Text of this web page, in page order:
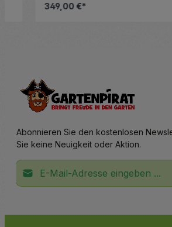
349,00 €*
Abonnieren Sie den kostenlosen
Sie keine Neuigkeit oder Aktion.
E-Mail-Adresse*